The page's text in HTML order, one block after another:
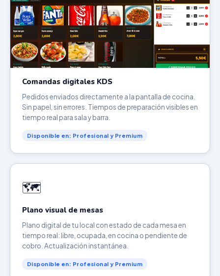
Comandas digitales KDS
Pedidos enviados directamente a la pantalla de cocina.
Sin papel, sin errores. Tiempos de preparación visibles en
tiempo real para sala y barra.
Disponible en: Profesional y Premium
🗺️
Plano visual de mesas
Plano digital de tu local con estado de cada mesa en
tiempo real: libre, ocupada, en cocina o pendiente de
cobro. Actualización instantánea.
Disponible en: Profesional y Premium